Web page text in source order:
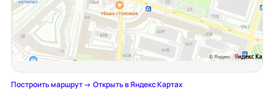
Построить маршрут →·Открыть в Яндекс Картах